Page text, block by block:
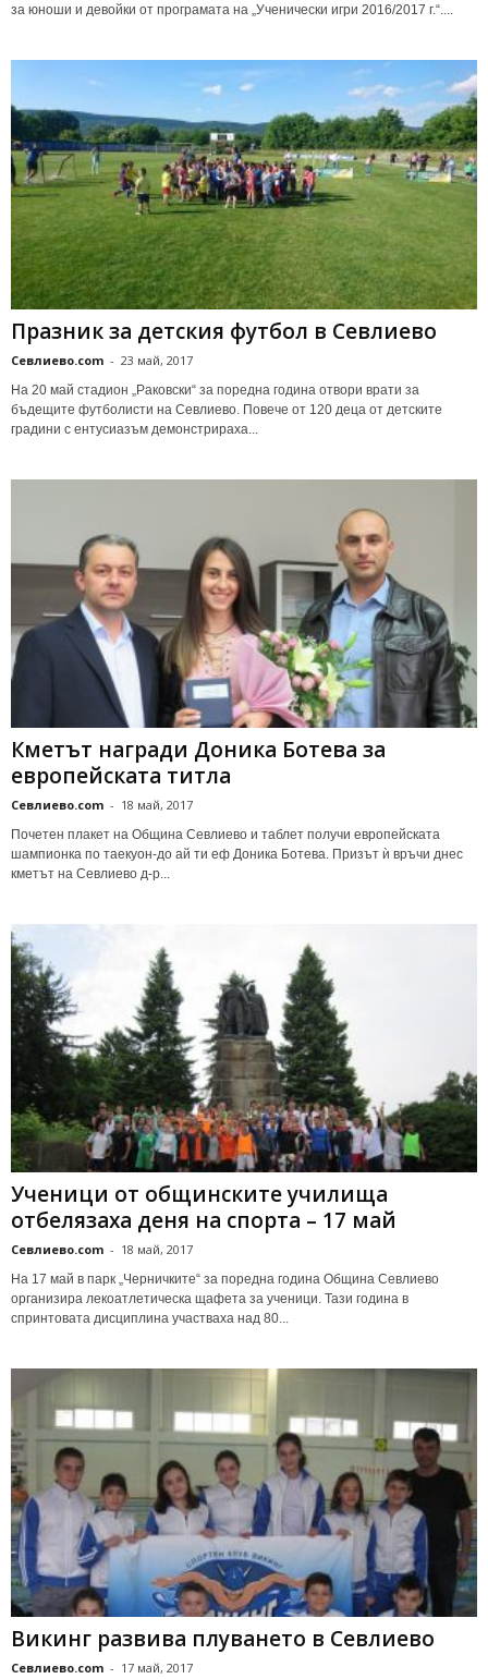
за юноши и девойки от програмата на „Ученически игри 2016/2017 г.“....
Празник за детския футбол в Севлиево
Севлиево.com - 23 май, 2017
На 20 май стадион „Раковски“ за поредна година отвори врати за
бъдещите футболисти на Севлиево. Повече от 120 деца от детските
градини с ентусиазъм демонстрираха...
Кметът награди Доника Ботева за
европейската титла
Севлиево.com - 18 май, 2017
Почетен плакет на Община Севлиево и таблет получи европейската
шампионка по таекуон-до ай ти еф Доника Ботева. Призът ѝ връчи днес
кметът на Севлиево д-р...
Ученици от общинските училища
отбелязаха деня на спорта – 17 май
Севлиево.com - 18 май, 2017
На 17 май в парк „Черничките“ за поредна година Община Севлиево
организира лекоатлетическа щафета за ученици. Тази година в
спринтовата дисциплина участваха над 80...
Викинг развива плуването в Севлиево
Севлиево.com - 17 май, 2017